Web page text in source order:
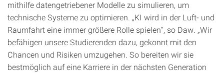
mithilfe datengetriebener Modelle zu simulieren, um
technische Systeme zu optimieren. „KI wird in der Luft- und
Raumfahrt eine immer größere Rolle spielen“, so Daw. „Wir
befähigen unsere Studierenden dazu, gekonnt mit den
Chancen und Risiken umzugehen. So bereiten wir sie
bestmöglich auf eine Karriere in der nächsten Generation